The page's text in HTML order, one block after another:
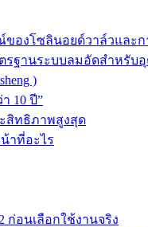
องโซลินอยด์วาล์วและก
รฐานระบบลมอัดสำหรับ
)
10 ปี”
สิทธิภาพสูงสุด
าที่อะไร
ก่อนเลือกใช้งานจริง